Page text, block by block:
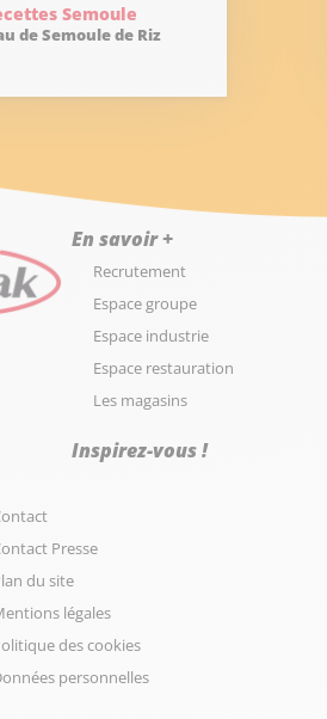
Semoule
de Semoule de Riz
En savoir +
Recrutement
Espace groupe
Espace industrie
Espace restauration
Les magasins
Inspirez-vous !
Presse
du site
légales
des cookies
personnelles